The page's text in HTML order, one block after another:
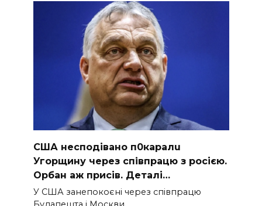
США неcподівано п0каpалu
Угоpщину через спiвпрацю з рocією.
Оpбан аж приcів. Деталі…
У США занепокоєні через співпрацю